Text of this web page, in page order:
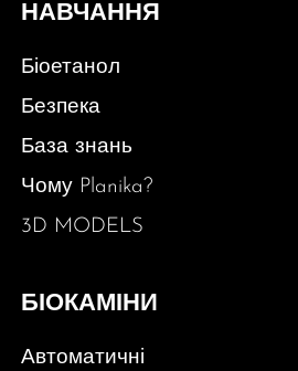
НАВЧАННЯ
Біоетанол
Безпека
База знань
Чому Planika?
3D MODELS
БІОКАМІНИ
Автоматичні